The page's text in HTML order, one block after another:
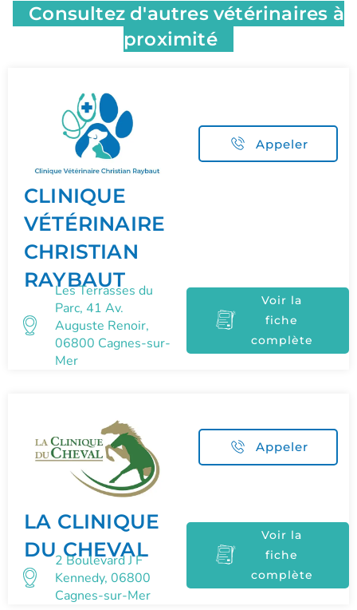
Consultez d'autres vétérinaires à
proximité
CLINIQUE
VÉTÉRINAIRE
CHRISTIAN
RAYBAUT
Les Terrasses du
Parc, 41 Av.
Auguste Renoir,
06800 Cagnes-sur-
Mer
Appeler
Voir la
fiche
complète
LA CLINIQUE
DU CHEVAL
2 Boulevard J F
Kennedy, 06800
Cagnes-sur-Mer
Appeler
Voir la
fiche
complète